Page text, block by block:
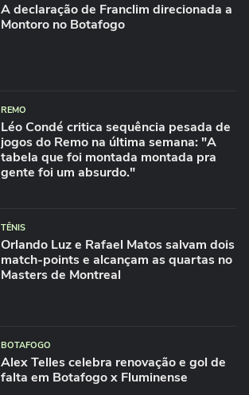
A declaração de Franclim direcionada a
Montoro no Botafogo
REMO
Léo Condé critica sequência pesada de
jogos do Remo na última semana: "A
tabela que foi montada montada pra
gente foi um absurdo."
TÊNIS
Orlando Luz e Rafael Matos salvam dois
match-points e alcançam as quartas no
Masters de Montreal
BOTAFOGO
Alex Telles celebra renovação e gol de
falta em Botafogo x Fluminense